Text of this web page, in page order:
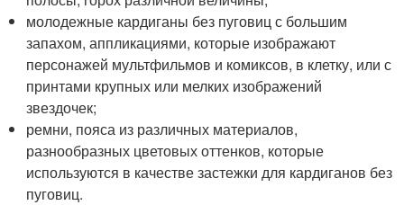
молодежные кардиганы без пуговиц с большим
запахом, аппликациями, которые изображают
персонажей мультфильмов и комиксов, в клетку, или с
принтами крупных или мелких изображений
звездочек;
ремни, пояса из различных материалов,
разнообразных цветовых оттенков, которые
используются в качестве застежки для кардиганов без
пуговиц.